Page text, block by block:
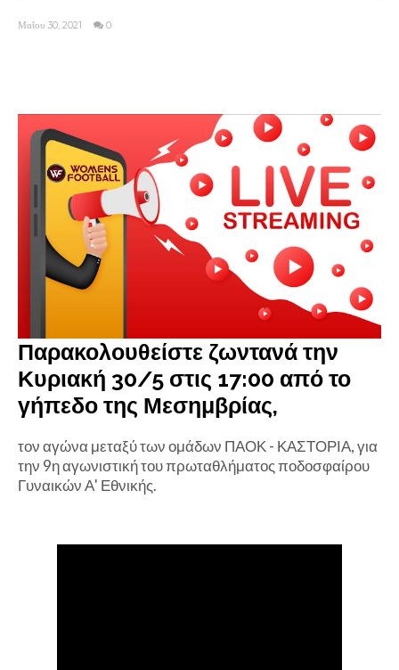
Μαΐου 30, 2021 0
Παρακολουθείστε ζωντανά την
Κυριακή 30/5 στις 17:00 από το
γήπεδο της Μεσημβρίας,
τον αγώνα μεταξύ των ομάδων ΠΑΟΚ - ΚΑΣΤΟΡΙΑ, για
την 9η αγωνιστική του πρωταθλήματος ποδοσφαίρου
Γυναικών Α' Εθνικής.